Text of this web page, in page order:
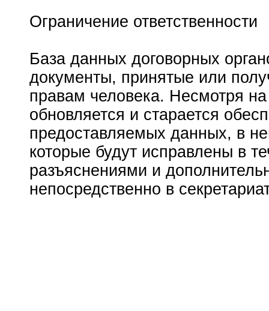
Ограничение ответственности
База данных договорных
документы, принятые или
правам человека. Несмотря
обновляется и старается
предоставляемых данных, в
которые будут исправлены в
разъяснениями и
непосредственно в